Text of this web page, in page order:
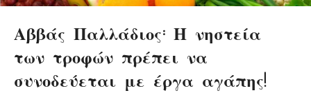
Αββάς Παλλάδιος: Η νηστεία
των τροφών πρέπει να
συνοδεύεται με έργα αγάπης!